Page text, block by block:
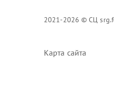
2021-2026 © СЦ
Карта сайта